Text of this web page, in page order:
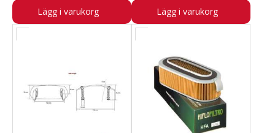
Lägg i varukorg Lägg i varukorg